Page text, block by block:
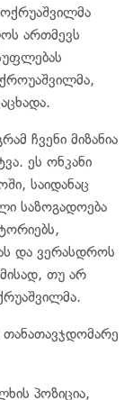
ართმევს
ჩვენი მიზანია
ეს ონკანი
საიდანაც
საზოგადოება
და ვერასდროს
თუ არ
თანათავჯდომარე
პოზიცია,